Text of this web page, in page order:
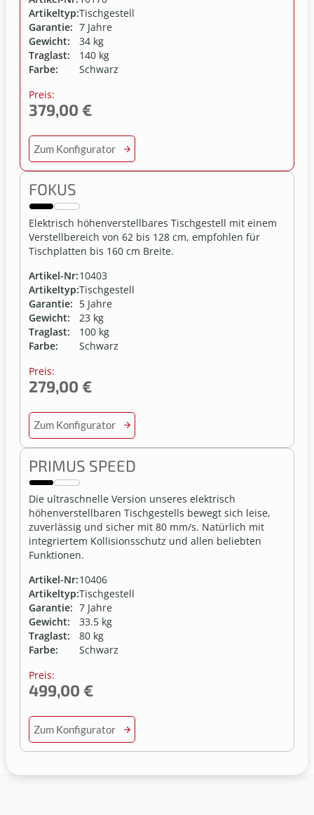
Artikeltyp:Tischgestell
Garantie: 7 Jahre
Gewicht:
34 kg
Traglast:
140 kg
Farbe:
Schwarz
Preis:
379,00 €
Zum Konfigurator
FOKUS
Elektrisch höhenverstellbares Tischgestell mit einem
Verstellbereich von 62 bis 128 cm, empfohlen für
Tischplatten bis 160 cm Breite.
Artikel-Nr:10403
Artikeltyp:Tischgestell
Garantie:
5 Jahre
Gewicht:
23 kg
Traglast:
100 kg
Farbe:
Schwarz
Preis:
279,00 €
Zum Konfigurator
PRIMUS SPEED
Die ultraschnelle Version unseres elektrisch
höhenverstellbaren Tischgestells bewegt sich leise,
zuverlässig und sicher mit 80 mm/s. Natürlich mit
integriertem Kollisionsschutz und allen beliebten
Funktionen.
Artikel-Nr:10406
Artikeltyp:Tischgestell
Garantie: 7 Jahre
Gewicht:
33.5 kg
Traglast:
80 kg
Farbe:
Schwarz
Preis:
499,00 €
Zum Konfigurator